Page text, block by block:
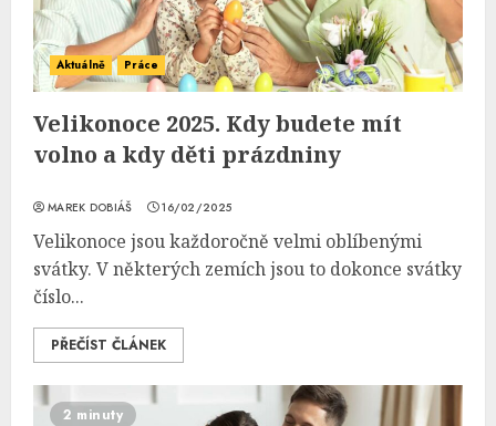
Aktuálně Práce
Velikonoce 2025. Kdy budete mít
volno a kdy děti prázdniny
MAREK DOBIÁŠ 16/02/2025
Velikonoce jsou každoročně velmi oblíbenými
svátky. V některých zemích jsou to dokonce svátky
číslo...
PŘEČÍST ČLÁNEK
2 minuty